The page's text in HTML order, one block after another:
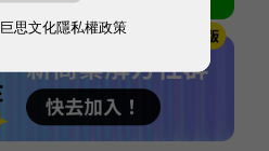
巨思文化隱私權政策